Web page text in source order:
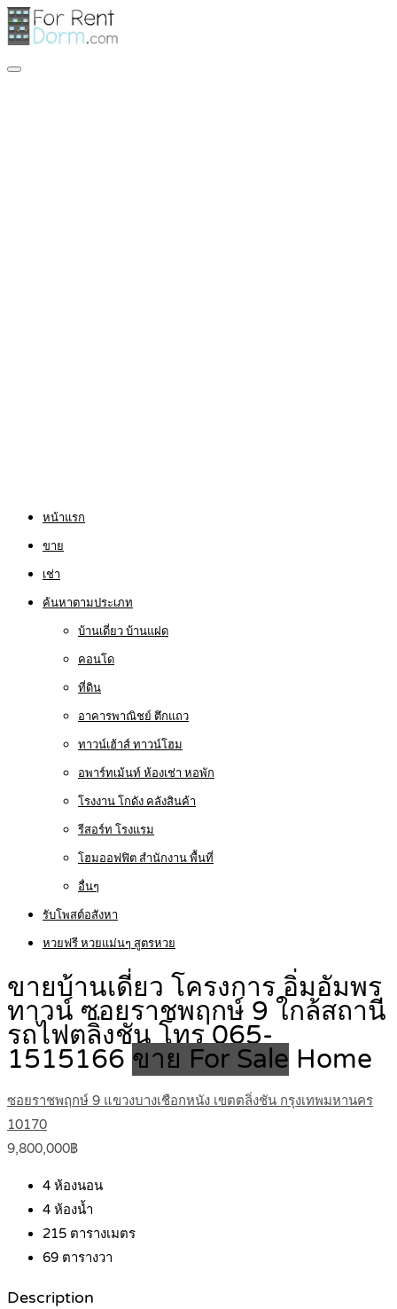
หน้าแรก
ขาย
เช่า
ค้นหาตามประเภท
บ้านเดี่ยว บ้านแฝด
คอนโด
ที่ดิน
อาคารพาณิชย์ ตึกแถว
ทาวน์เฮ้าส์ ทาวน์โฮม
อพาร์ทเม้นท์ ห้องเช่า หอพัก
โรงงาน โกดัง คลังสินค้า
รีสอร์ท โรงแรม
โฮมออฟฟิต สำนักงาน พื้นที่
อื่นๆ
รับโพสต์อสังหา
หวยฟรี หวยแม่นๆ สูตรหวย
ขายบ้านเดี่ยว โครงการ อิ่มอัมพร
ทาวน์ ซอยราชพฤกษ์ 9 ใกล้สถานี
รถไฟตลิ่งชัน โทร 065-
1515166 ขาย For Sale Home
ซอยราชพฤกษ์ 9 แขวงบางเชือกหนัง เขตตลิ่งชัน กรุงเทพมหานคร
10170
9,800,000฿
4 ห้องนอน
4 ห้องน้ำ
215 ตารางเมตร
69 ตารางวา
Description